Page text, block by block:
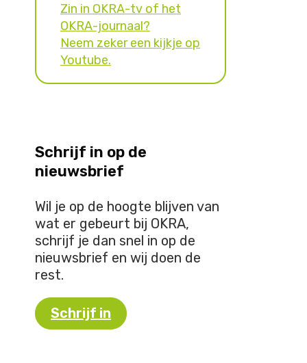
Zin in OKRA-tv of het
OKRA-journaal?
Neem zeker een kijkje op
Youtube.
Schrijf in op de
nieuwsbrief
Wil je op de hoogte blijven van
wat er gebeurt bij OKRA,
schrijf je dan snel in op de
nieuwsbrief en wij doen de
rest.
Schrijf in